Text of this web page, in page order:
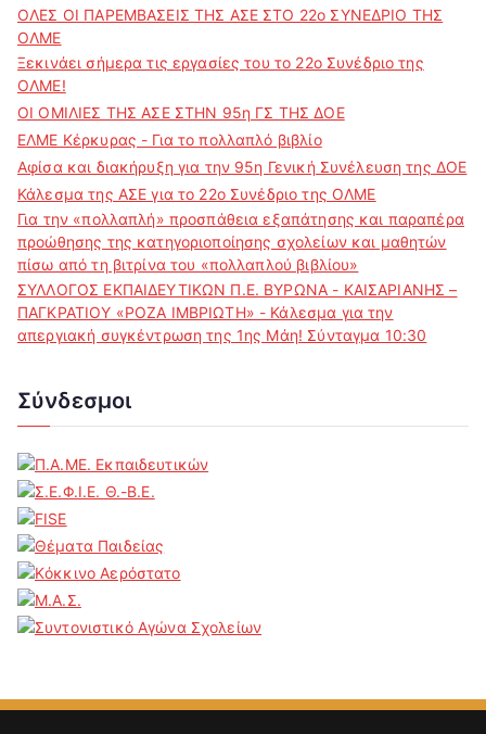
ΟΛΕΣ ΟΙ ΠΑΡΕΜΒΑΣΕΙΣ ΤΗΣ ΑΣΕ ΣΤΟ 22ο ΣΥΝΕΔΡΙΟ ΤΗΣ
ΟΛΜΕ
Ξεκινάει σήμερα τις εργασίες του το 22ο Συνέδριο της
ΟΛΜΕ!
ΟΙ ΟΜΙΛΙΕΣ ΤΗΣ ΑΣΕ ΣΤΗΝ 95η ΓΣ ΤΗΣ ΔΟΕ
ΕΛΜΕ Κέρκυρας - Για το πολλαπλό βιβλίο
Αφίσα και διακήρυξη για την 95η Γενική Συνέλευση της ΔΟΕ
Κάλεσμα της ΑΣΕ για το 22ο Συνέδριο της ΟΛΜΕ
Για την «πολλαπλή» προσπάθεια εξαπάτησης και παραπέρα
προώθησης της κατηγοριοποίησης σχολείων και μαθητών
πίσω από τη βιτρίνα του «πολλαπλού βιβλίου»
ΣΥΛΛΟΓΟΣ ΕΚΠΑΙΔΕΥΤΙΚΩΝ Π.Ε. ΒΥΡΩΝΑ - ΚΑΙΣΑΡΙΑΝΗΣ –
ΠΑΓΚΡΑΤΙΟΥ «ΡΟΖΑ ΙΜΒΡΙΩΤΗ» - Κάλεσμα για την
απεργιακή συγκέντρωση της 1ης Μάη! Σύνταγμα 10:30
Σύνδεσμοι